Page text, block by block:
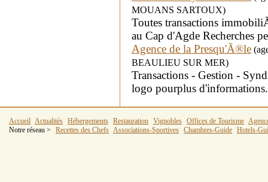
MOUANS SARTOUX)
Toutes transactions
au Cap d'Agde Recherches
Agence de la Presqu'Ã®le
BEAULIEU SUR MER)
Transactions - Gestion -
logo pourplus d'informations.
Accueil Actualités Hébergements Restauration Vignobles Offices de Tourisme
Notre réseau >
Recettes des Chefs Associations-Sportives Chambres-Guide Hotels-